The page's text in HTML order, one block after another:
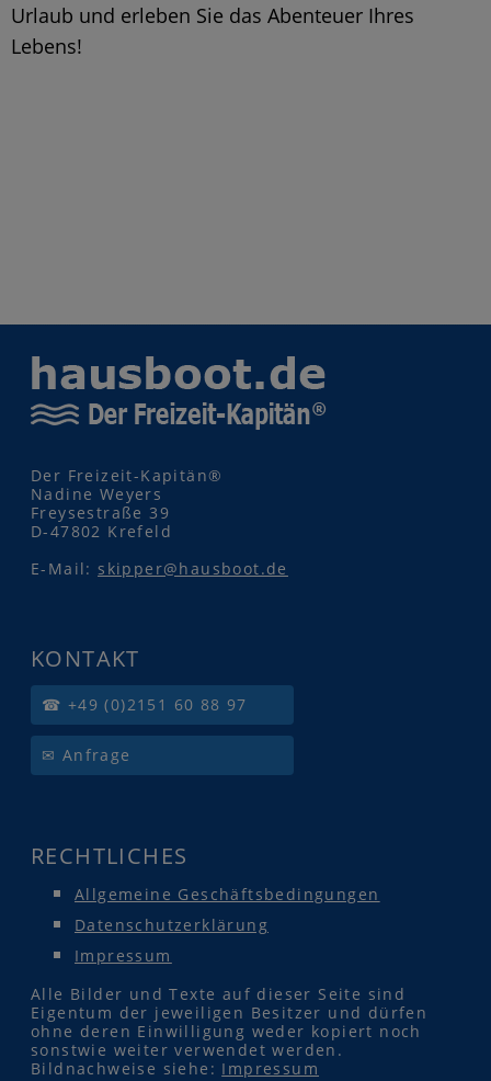
Urlaub und erleben Sie das Abenteuer Ihres
Lebens!
Der Freizeit-Kapitän®
Nadine Weyers
Freysestraße 39
D-47802 Krefeld
E-Mail: skipper@hausboot.de
KONTAKT
☎ +49 (0)2151 60 88 97
✉ Anfrage
RECHTLICHES
Allgemeine Geschäftsbedingungen
Datenschutzerklärung
Impressum
Alle Bilder und Texte auf dieser Seite sind
Eigentum der jeweiligen Besitzer und dürfen
ohne deren Einwilligung weder kopiert noch
sonstwie weiter verwendet werden.
Bildnachweise siehe: Impressum